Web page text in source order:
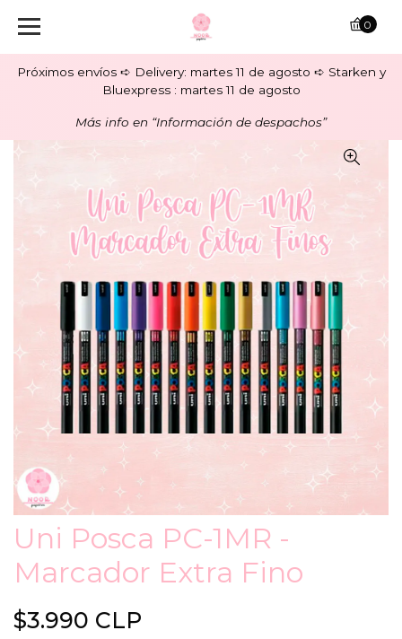
Próximos envíos ➪ Delivery: martes 11 de agosto ➪ Starken y
Bluexpress : martes 11 de agosto
Más info en “Información de despachos”
0
Uni Posca PC-1MR -
Marcador Extra Fino
$3.990 CLP